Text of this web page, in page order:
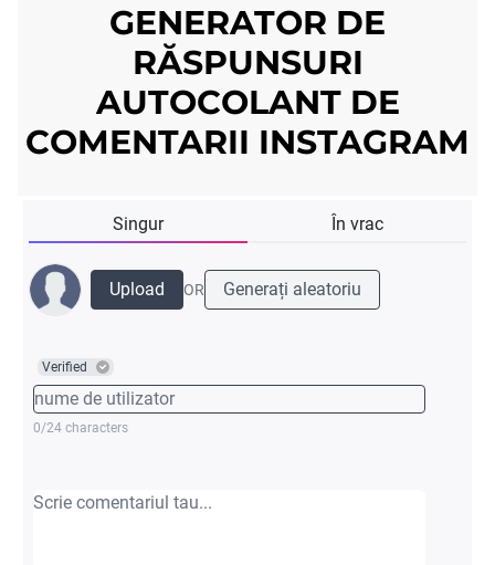
GENERATOR DE
RĂSPUNSURI
AUTOCOLANT DE
COMENTARII INSTAGRAM
Singur În vrac
Upload OR Generați aleatoriu
Verified
0/24 characters